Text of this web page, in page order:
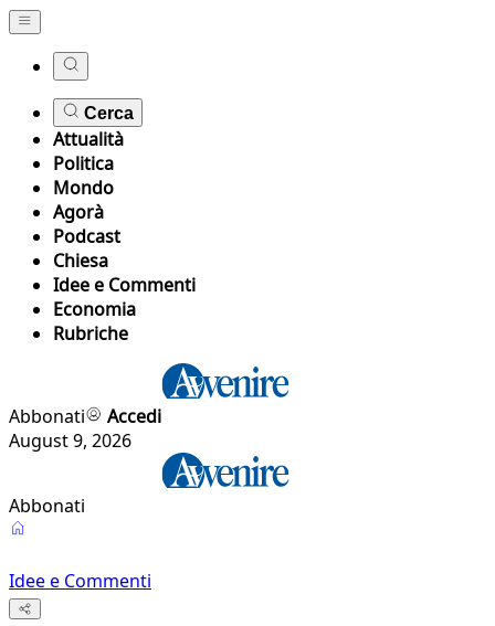
Cerca
Attualità
Politica
Mondo
Agorà
Podcast
Chiesa
Idee e Commenti
Economia
Rubriche
Abbonati
Accedi
August 9, 2026
Abbonati
Idee e Commenti